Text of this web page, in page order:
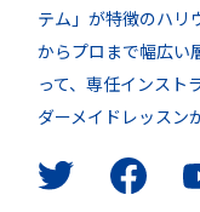
テム」が特徴のハリ
からプロまで幅広い
って、専任インスト
ダーメイドレッスン